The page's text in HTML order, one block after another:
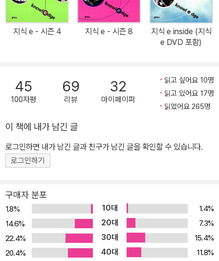
지식 e - 시즌 4 지식 e - 시즌 8
지식 e inside (지식
e DVD 포함)
45
100자평
69
리뷰
32
마이페이퍼
읽고 싶어요 10명
읽고 있어요 17명
읽었어요 265명
이 책에 내가 남긴 글
로그인하면 내가 남긴 글과 친구가 남긴 글을 확인할 수 있습니다.
로그인하기
구매자 분포
1.8% 10대
1.4%
14.6%
20대
7.3%
22.4%
30대
15.4%
20.4%
40대
11.8%